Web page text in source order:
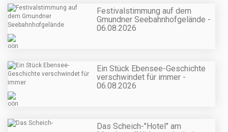
Festivalstimmung auf dem
Gmundner Seebahnhofgelände -
06.08.2026
Ein Stück Ebensee-Geschichte
verschwindet für immer -
06.08.2026
Das Scheich-"Hotel" am